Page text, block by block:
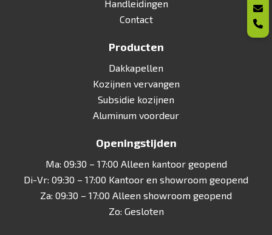
Handleidingen
Contact
Producten
Dakkapellen
Kozijnen vervangen
Subsidie kozijnen
Aluminum voordeur
Openingstijden
Ma: 09:30 – 17:00 Alleen kantoor geopend
Di-Vr: 09:30 – 17:00 Kantoor en showroom geopend
Za: 09:30 – 17:00 Alleen showroom geopend
Zo: Gesloten